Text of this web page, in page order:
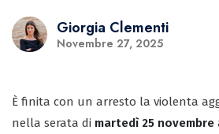
Giorgia Clementi
Novembre 27, 2025
È finita con un arresto la violenta
nella serata di martedì 25 novembre